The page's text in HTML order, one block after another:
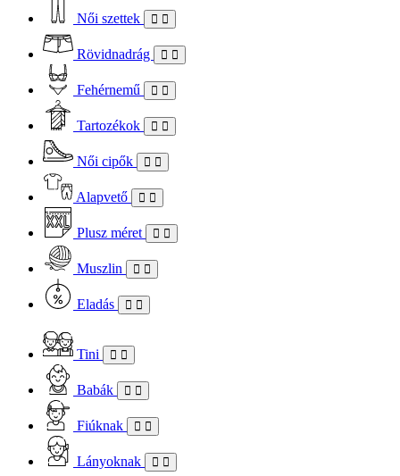
Női szettek
Rövidnadrág
Fehérnemű
Tartozékok
Női cipők
Alapvető
Plusz méret
Muszlin
Eladás
Tini
Babák
Fiúknak
Lányoknak